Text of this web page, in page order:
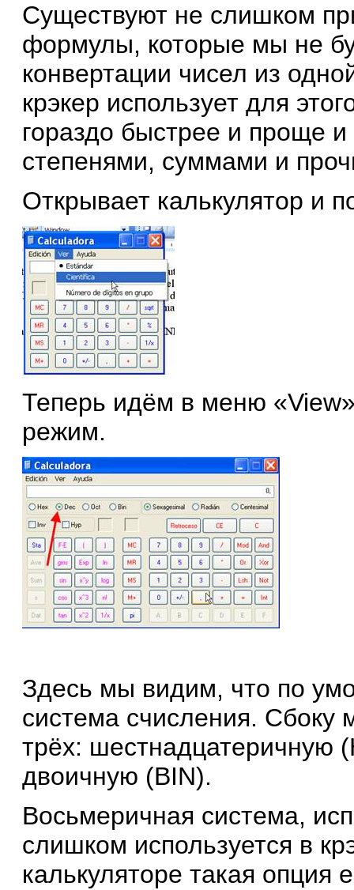
Существуют не слишком
формулы, которые мы не
конвертации чисел из
крэкер использует для
гораздо быстрее и проще
степенями, суммами и
Открывает калькулятор и
Теперь идём в меню
режим.
Здесь мы видим, что по
система счисления. Сбоку
трёх: шестнадцатеричную
двоичную (BIN).
Восьмеричная система,
слишком используется в
калькуляторе такая опция